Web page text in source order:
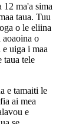
ma'a sima
taua. Tuu
o le eliina
aoaoina o
uiga i maa
taua tele
e tamaiti le
ai mea
e